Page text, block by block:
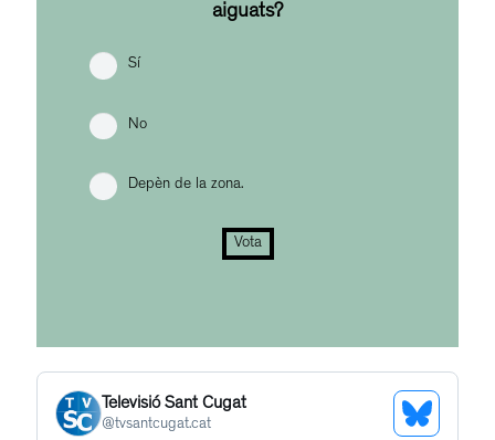
aiguats?
Sí
No
Depèn de la zona.
Vota
Televisió Sant Cugat
@tvsantcugat.cat
See